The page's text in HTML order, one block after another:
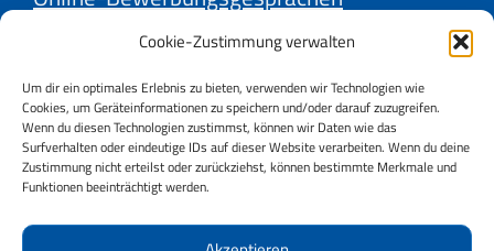
Cookie-Zustimmung verwalten
Um dir ein optimales Erlebnis zu bieten, verwenden wir Technologien wie
Cookies, um Geräteinformationen zu speichern und/oder darauf zuzugreifen.
Wenn du diesen Technologien zustimmst, können wir Daten wie das
Surfverhalten oder eindeutige IDs auf dieser Website verarbeiten. Wenn du deine
Zustimmung nicht erteilst oder zurückziehst, können bestimmte Merkmale und
Funktionen beeinträchtigt werden.
überzeugst. Lerne mit unseren Erklärvideos
effektive Strategien derFirmenrecherche
undGehaltsverhandlungkennen. Oder
auch, wie duOnline-JobbörsenundSocial
Mediabestmöglich für deine Jobsuche
nutzt. Wir, AMS und AK Niederösterreich,
bieten dir wertvolle Tipps dazu.
Starte jetzt durch und sichere dir deinen